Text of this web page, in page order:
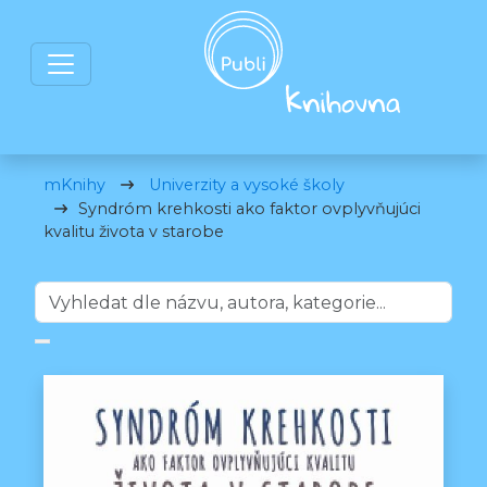
mKnihy
Univerzity a vysoké školy
Syndróm krehkosti ako faktor ovplyvňujúci
kvalitu života v starobe